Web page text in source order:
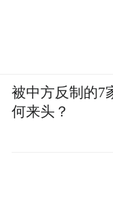
被中方反制的7
何来头？